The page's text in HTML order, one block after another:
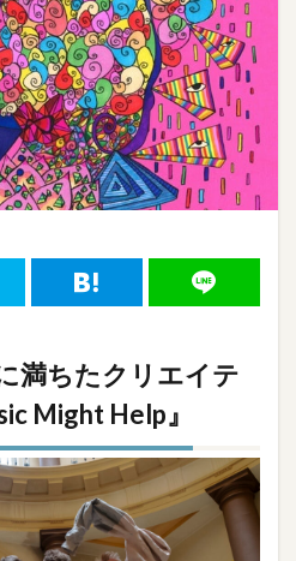
満ちたクリエイテ
Might Help』